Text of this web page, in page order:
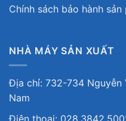
Chính sách bảo hành sản
NHÀ MÁY SẢN XUẤT
Địa chỉ: 732-734 Nguyễn
Nam